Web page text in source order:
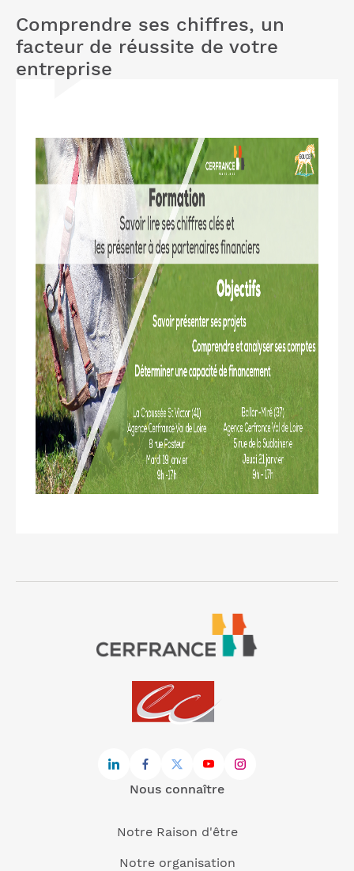
Comprendre ses chiffres, un
facteur de réussite de votre
entreprise
Nous connaître
Notre Raison d'être
Notre organisation